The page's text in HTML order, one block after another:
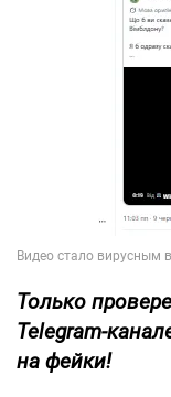
Только
Telegram-
на фейки!